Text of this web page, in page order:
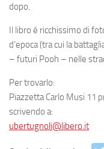
dopo.
Il libro é ricchissimo di
d’epoca (tra cui la
– futuri Pooh – nelle
Per trovarlo:
Piazzetta Carlo Musi 11
scrivendo a:
ubertugnoli@libero.it